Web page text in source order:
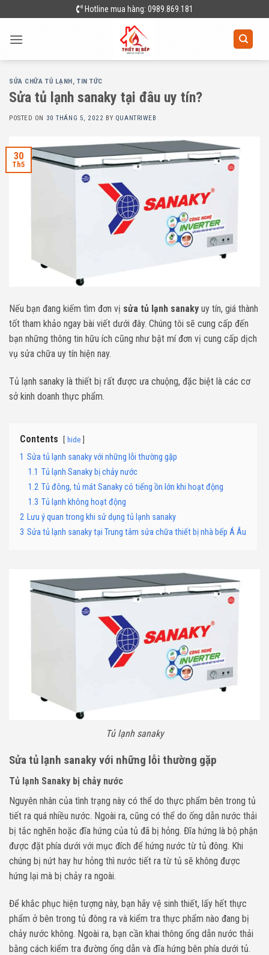
to
content
Hotline mua hàng: 0989.869.181
SỬA CHỮA TỦ LẠNH,TIN TỨC
Sửa tủ lạnh sanaky tại đâu uy tín?
POSTED ON 30 THÁNG 5, 2022 BY QUANTRIWEB
30
Th5
Nếu bạn đang kiếm tìm đơn vị sửa tủ lạnh sanaky uy tín, giá thành
tốt tham khảo ngay bài viết dưới đây. Chúng tôi sẽ cung cấp đến
bạn những thông tin hữu ích cũng như bật mí đơn vị cung cấp dịch
vụ sửa chữa uy tín hiện nay.
Tủ lạnh sanaky là thiết bị rất được ưa chuộng, đặc biệt là các cơ
sở kinh doanh thực phẩm.
Contents hide
1 Sửa tủ lạnh sanaky với những lỗi thường gặp
1.1 Tủ lạnh Sanaky bị chảy nước
1.2 Tủ đông, tủ mát Sanaky có tiếng ồn lớn khi hoạt động
1.3 Tủ lạnh không hoạt động
2 Lưu ý quan trong khi sử dụng tủ lạnh sanaky
3 Sửa tủ lạnh sanaky tại Trung tâm sửa chữa thiết bị nhà bếp Á Âu
Tủ lạnh sanaky
Sửa tủ lạnh sanaky với những lỗi thường gặp
Tủ lạnh Sanaky bị chảy nước
Nguyên nhân của tình trạng này có thể do thực phẩm bên trong tủ
tiết ra quá nhiều nước. Ngoài ra, cũng có thể do ống dẫn nước thải
bị tắc nghẽn hoặc đĩa hứng của tủ đã bị hỏng. Đĩa hứng là bộ phận
được đặt phía dưới với mục đích để hứng nước từ tủ đông. Khi
chúng bị nứt hay hư hỏng thì nước tiết ra từ tủ sẽ không được
hứng lại mà bị chảy ra ngoài.
Để khắc phục hiện tượng này, bạn hãy vệ sinh thiết, lấy hết thực
phẩm ở bên trong tủ đông ra và kiểm tra thực phẩm nào đang bị
chảy nước không. Ngoài ra, bạn cần khai thông ống dẫn nước thải
bằng cách kiểm tra đường ống dẫn và đĩa hứng bên phía dưới tủ.